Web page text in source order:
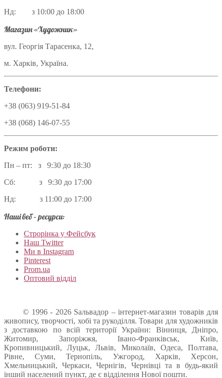
Нд: з 10:00 до 18:00
Магазин «Художник»
вул. Георгія Тарасенка, 12,
м. Харків, Україна.
Телефони:
+38 (063) 919-51-84
+38 (068) 146-07-55
Режим роботи:
Пн – пт: з 9:30 до 18:30
Сб: з 9:30 до 17:00
Нд: з 11:00 до 17:00
Наші веб – ресурси:
Строрінка у Фейсбук
Наш Twitter
Ми в Instagram
Pinterest
Prom.ua
Оптовий відділ
© 1996 - 2026 Sальвадор – інтернет-магазин товарів для
живопису, творчості, хобі та рукоділля. Товари для художників
з доставкою по всій території України: Вінниця, Дніпро,
Житомир, Запоріжжя, Івано-Франківськ, Київ,
Кропивницький, Луцьк, Львів, Миколаїв, Одеса, Полтава,
Рівне, Суми, Тернопіль, Ужгород, Харків, Херсон,
Хмельницький, Черкаси, Чернігів, Чернівці та в будь-який
інший населений пункт, де є відділення Нової пошти.